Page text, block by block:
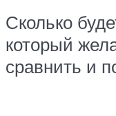
Сколько
который
сравнить и